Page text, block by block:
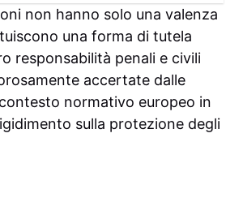
non hanno solo una valenza
una forma di tutela
responsabilità penali e civili
accertate dalle
normativo europeo in
sulla protezione degli